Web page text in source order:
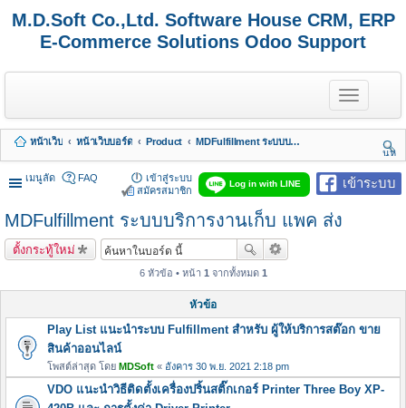
M.D.Soft Co.,Ltd. Software House CRM, ERP
E-Commerce Solutions Odoo Support
T
o
g
e
n
a
หน้าเว็บ หน้าเว็บบอร์ด Product
MDFulfillment ระบบบริการงานเก็บ แพค ส่ง
นห
า
เมนูลัด
เข้าระบบ
Log in with LINE
FAQ
เข้าสู่ระบบ
สมัครสมาชิก
MDFulfillment ระบบบริการงานเก็บ แพค ส่ง
ตั้งกระทู้ใหม่
6 หัวข้อ • หน้า 1 จากทั้งหมด 1
หัวข้อ
Play List แนะนำระบบ Fulfillment สำหรับ ผู้ให้บริการสต๊อก ขาย
สินค้าออนไลน์
โพสต์ล่าสุด โดย MDSoft « อังคาร 30 พ.ย. 2021 2:18 pm
VDO แนะนำวิธีติดตั้งเครื่องปริ้นสติ๊กเกอร์ Printer Three Boy XP-